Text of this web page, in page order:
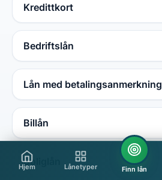
Kredittkort
Bedriftslån
Lån med betalingsanmerkning
Billån
Boliglån
Hjem Lånetyper Finn lån